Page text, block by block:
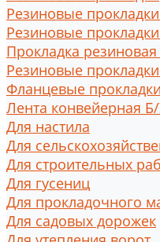
Резиновые
Резиновые
Прокладка
Резиновые
Фланцевые прокладки
Лента конвейерная
Для настила
Для
Для строительных
Для гусениц
Для прокладочного
Для садовых дорожек